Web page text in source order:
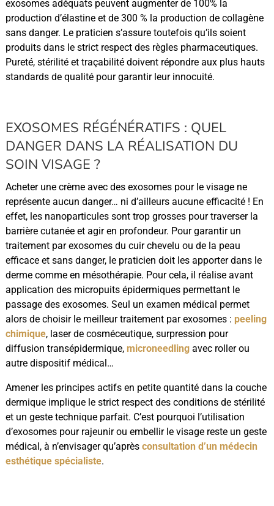
exosomes adéquats peuvent augmenter de 100% la
production d’élastine et de 300 % la production de collagène
sans danger. Le praticien s’assure toutefois qu’ils soient
produits dans le strict respect des règles pharmaceutiques.
Pureté, stérilité et traçabilité doivent répondre aux plus hauts
standards de qualité pour garantir leur innocuité.
EXOSOMES RÉGÉNÉRATIFS : QUEL
DANGER DANS LA RÉALISATION DU
SOIN VISAGE ?
Acheter une crème avec des exosomes pour le visage ne
représente aucun danger… ni d’ailleurs aucune efficacité ! En
effet, les nanoparticules sont trop grosses pour traverser la
barrière cutanée et agir en profondeur. Pour garantir un
traitement par exosomes du cuir chevelu ou de la peau
efficace et sans danger, le praticien doit les apporter dans le
derme comme en mésothérapie. Pour cela, il réalise avant
application des micropuits épidermiques permettant le
passage des exosomes. Seul un examen médical permet
alors de choisir le meilleur traitement par exosomes : peeling
chimique, laser de cosméceutique, surpression pour
diffusion transépidermique, microneedlingavec roller ou
autre dispositif médical…
Amener les principes actifs en petite quantité dans la couche
dermique implique le strict respect des conditions de stérilité
et un geste technique parfait. C’est pourquoi l’utilisation
d’exosomes pour rajeunir ou embellir le visage reste un geste
médical, à n’envisager qu’après consultation d’un médecin
esthétique spécialiste.